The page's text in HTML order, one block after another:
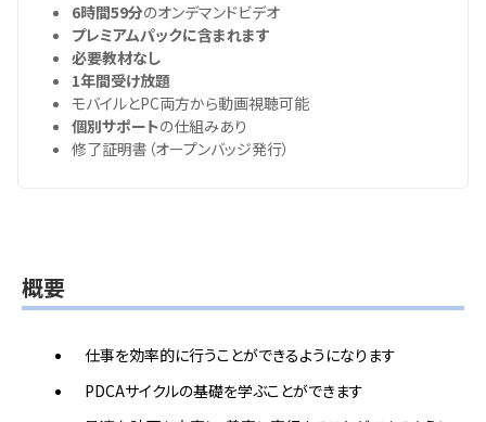
6時間59分のオンデマンドビデオ
プレミアムパックに含まれます
必要教材なし
1年間受け放題
モバイルとPC両方から動画視聴可能
個別サポートの仕組みあり
修了証明書（オープンバッジ発行）
概要
仕事を効率的に行うことができるようになります
PDCAサイクルの基礎を学ぶことができます